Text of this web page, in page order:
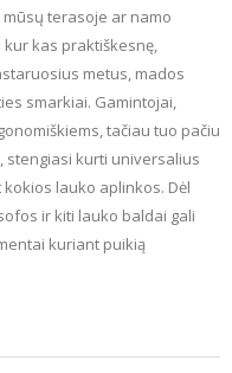
terasoje ar namo
kas praktiškesnę,
metus, mados
smarkiai. Gamintojai,
tačiau tuo pačiu
stengiasi kurti universalius
lauko aplinkos. Dėl
ir kiti lauko baldai gali
kuriant puikią